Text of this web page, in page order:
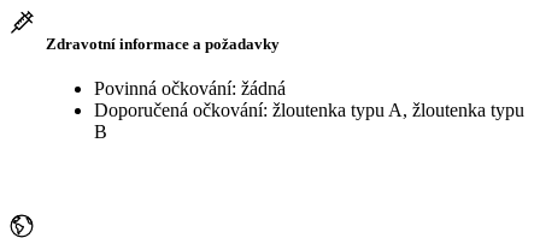
Zdravotní informace a požadavky
Povinná očkování: žádná
Doporučená očkování: žloutenka typu A, žloutenka typu
B